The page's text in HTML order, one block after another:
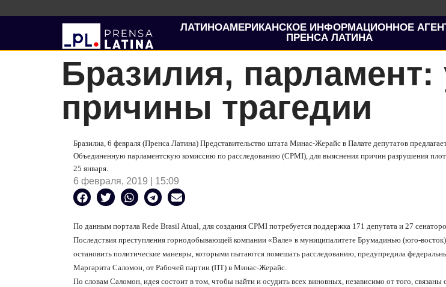
ЛАТИНОАМЕРИКАНСКОЕ ИНФОРМАЦИОННОЕ
ПРЕНСА ЛАТИНА
Бразилия, парламент:
причины трагедии
Бразилиа, 6 февраля (Пренса Латина) Представительство штата Минас-Жерайс в Палате депутатов
Объединенную парламентскую комиссию по расследованию (CPMI), для выяснения причин разрушения
25 января.
6 февраля, 2019 | 15:09
По данным портала Rede Brasil Atual, для создания CPMI потребуется поддержка 171 депутата и 27
Последствия преступления горнодобывающей компании «Вале» в муниципалитете Брумадинью (юго-
остановить политические маневры, которыми пытаются помешать расследованию, предупредила
Маргарита Саломон, от Рабочей партии (ПТ) в Минас-Жерайс.
По словам Саломон, идея состоит в том, чтобы найти и осудить всех виновных, независимо от того, связаны